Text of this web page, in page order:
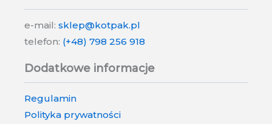
e-mail: sklep@kotpak.pl
telefon: (+48) 798 256 918
Dodatkowe informacje
Regulamin
Polityka prywatności